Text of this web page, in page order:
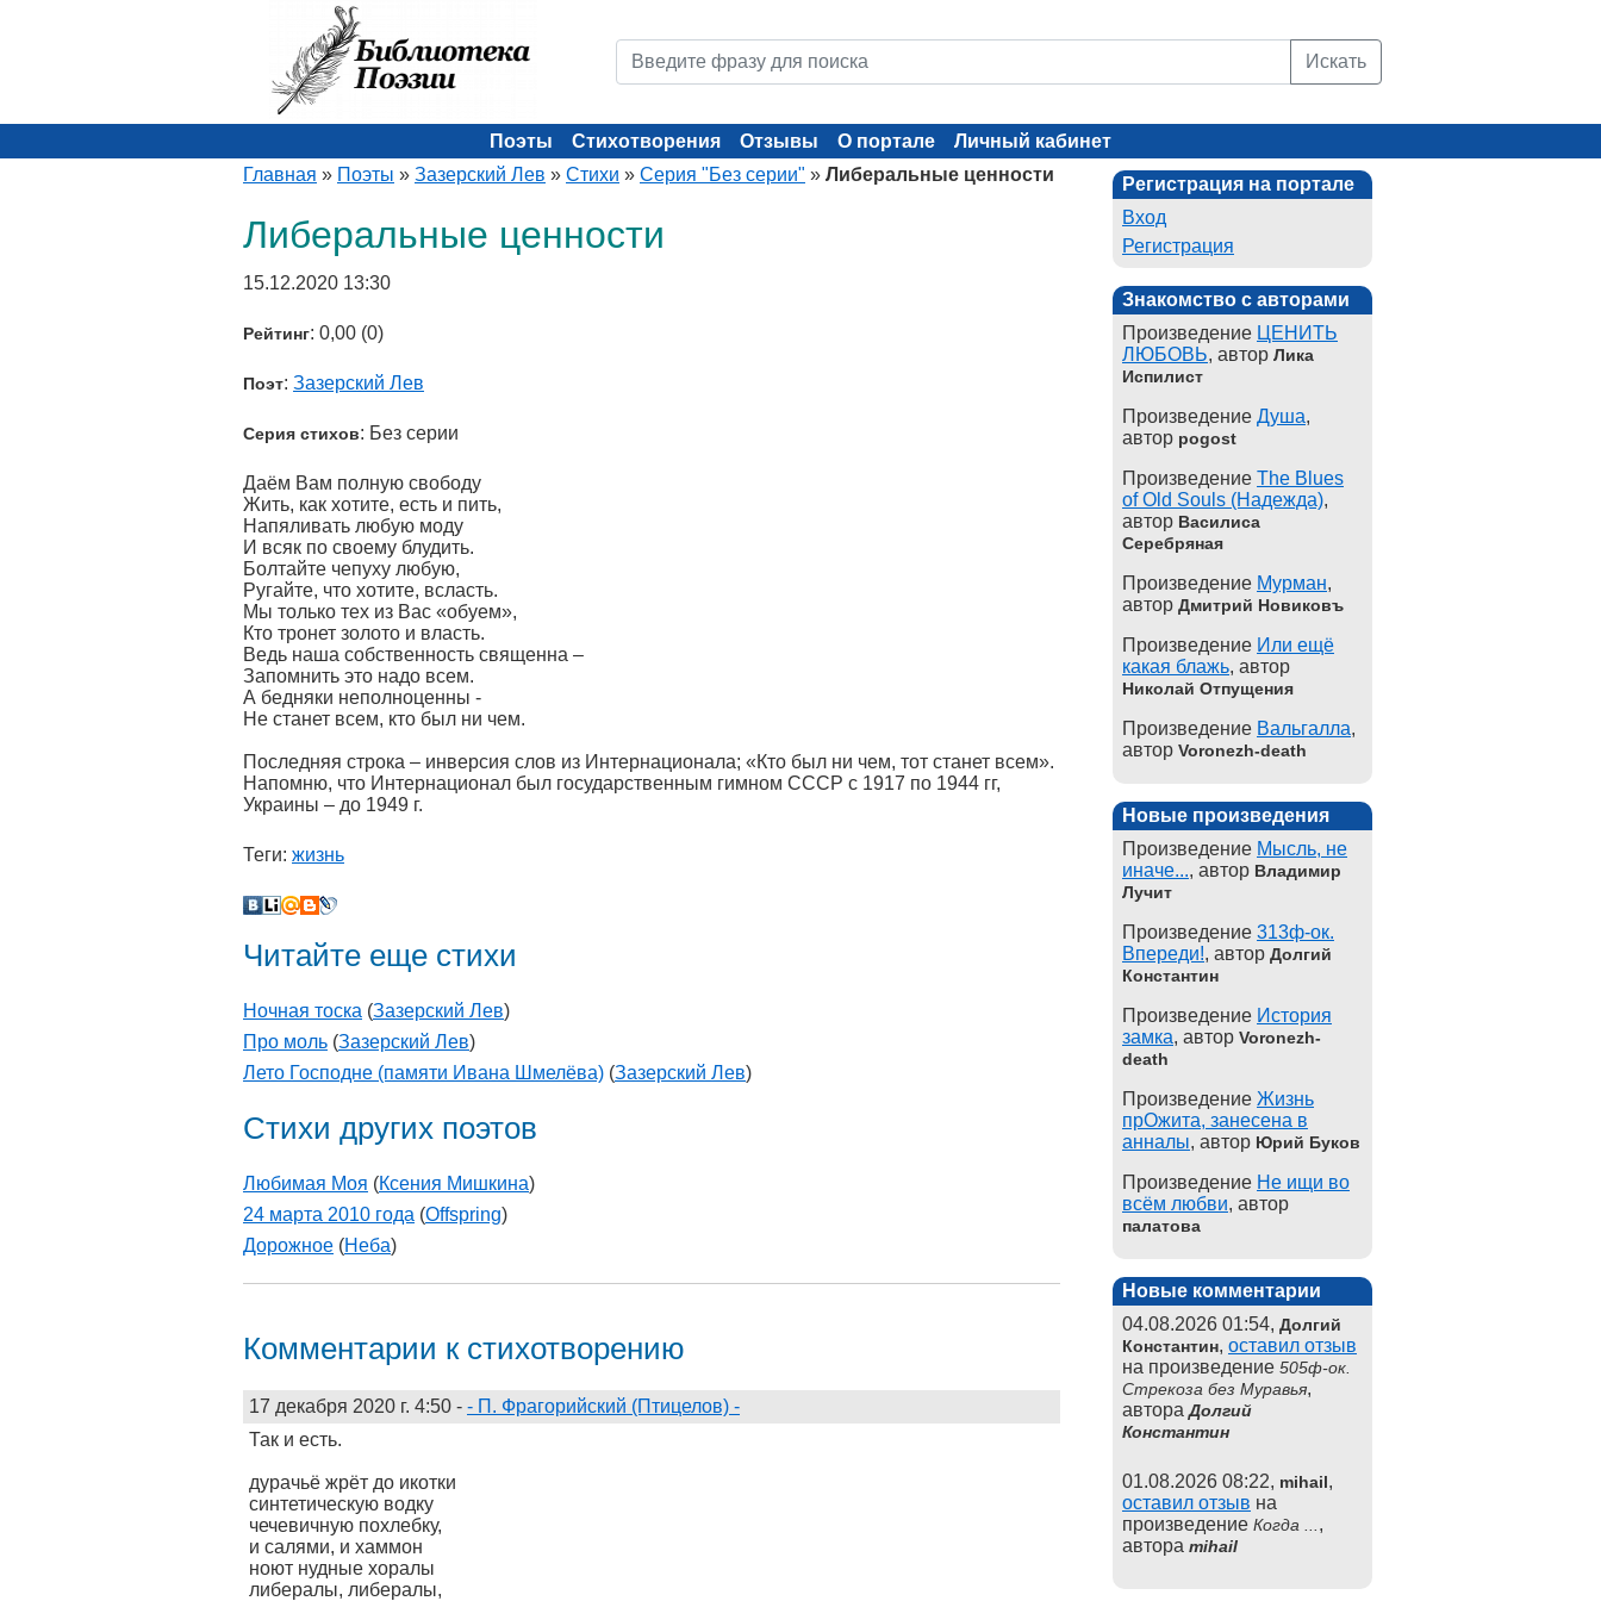
Искать
Поэты Стихотворения Отзывы О портале
Личный кабинет
Главная » Поэты » Зазерский Лев » Стихи » Серия "Без серии" » Либеральные ценности
Либеральные ценности
15.12.2020 13:30
Рейтинг: 0,00 (0)
Поэт: Зазерский Лев
Серия стихов: Без серии
Даём Вам полную свободу
Жить, как хотите, есть и пить,
Напяливать любую моду
И всяк по своему блудить.
Болтайте чепуху любую,
Ругайте, что хотите, всласть.
Мы только тех из Вас «обуем»,
Кто тронет золото и власть.
Ведь наша собственность священна –
Запомнить это надо всем.
А бедняки неполноценны -
Не станет всем, кто был ни чем.
Последняя строка – инверсия слов из Интернационала; «Кто был ни чем, тот станет всем».
Напомню, что Интернационал был государственным гимном СССР с 1917 по 1944 гг,
Украины – до 1949 г.
Теги: жизнь
Читайте еще стихи
Ночная тоска (Зазерский Лев)
Про моль (Зазерский Лев)
Лето Господне (памяти Ивана Шмелёва) (Зазерский Лев)
Стихи других поэтов
Любимая Моя (Ксения Мишкина)
24 марта 2010 года (Offspring)
Дорожное (Неба)
Комментарии к стихотворению
17 декабря 2020 г. 4:50 - - П. Фрагорийский (Птицелов) -
Так и есть.
дурачьё жрёт до икотки
синтетическую водку
чечевичную похлебку,
и салями, и хаммон
ноют нудные хоралы
либералы, либералы,
Регистрация на портале
Вход
Регистрация
Знакомство с авторами
Произведение ЦЕНИТЬ
ЛЮБОВЬ, автор Лика
Испилист
Произведение Душа,
автор pogost
Произведение The Blues
of Old Souls (Надежда),
автор Василиса
Серебряная
Произведение Мурман,
автор Дмитрий Новиковъ
Произведение Или ещё
какая блажь, автор
Николай Отпущения
Произведение Вальгалла,
автор Voronezh-death
Новые произведения
Произведение Мысль, не
иначе..., автор Владимир
Лучит
Произведение 313ф-ок.
Впереди!, автор Долгий
Константин
Произведение История
замка, автор Voronezh-
death
Произведение Жизнь
прОжита, занесена в
анналы, автор Юрий Буков
Произведение Не ищи во
всём любви, автор
палатова
Новые комментарии
04.08.2026 01:54, Долгий
Константин, оставил отзыв
на произведение 505ф-ок.
Стрекоза без Муравья,
автораДолгий
Константин
01.08.2026 08:22, mihail,
оставил отзыв на
произведение Когда ... ,
автора mihail